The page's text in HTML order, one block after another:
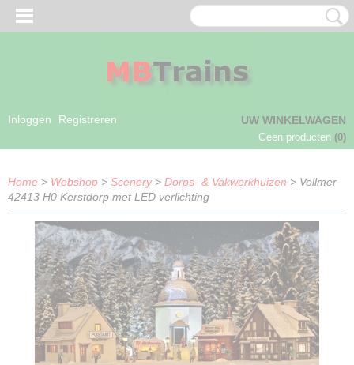
Inloggen Registreren UW WINKELWAGEN
Geen producten (0)
Home > Webshop > Scenery> Dorps- & Vakwerkhuizen > Vollmer
42413 H0 Kerstdorp met LED verlichting